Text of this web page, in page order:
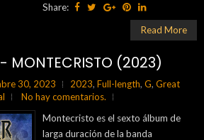
Share:
Read More
- MONTECRISTO (2023)
30, 2023 2023, Full-length, G, Great
No hay comentarios.
Montecristo es el sexto álbum de
larga duración de la banda